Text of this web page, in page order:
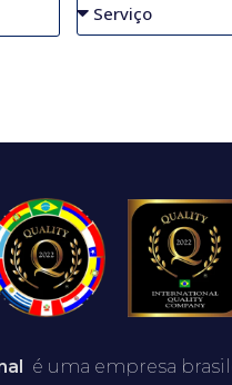
é uma empresa